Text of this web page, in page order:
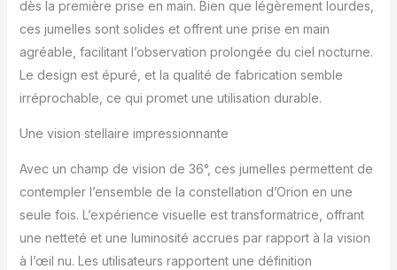
et nette, qui fait de
l'observation des étoiles
un plaisirUne
dès la première prise en main. Bien que légèrement lourdes,
ces jumelles sont solides et offrent une prise en main
agréable, facilitant l’observation prolongée du ciel nocturne.
Le design est épuré, et la qualité de fabrication semble
irréprochable, ce qui promet une utilisation durable.
Une vision stellaire impressionnante
Avec un champ de vision de 36°, ces jumelles permettent de
contempler l’ensemble de la constellation d’Orion en une
seule fois. L’expérience visuelle est transformatrice, offrant
une netteté et une luminosité accrues par rapport à la vision
à l’œil nu. Les utilisateurs rapportent une définition